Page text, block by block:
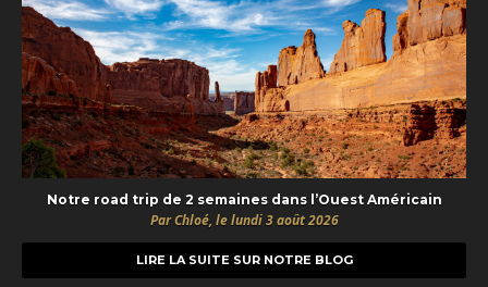
Notre road trip de 2 semaines dans l’Ouest Américain
Par Chloé, le lundi 3 août 2026
LIRE LA SUITE SUR NOTRE BLOG